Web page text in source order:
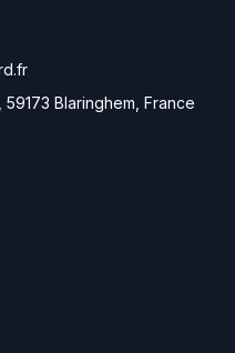
Blaringhem, France